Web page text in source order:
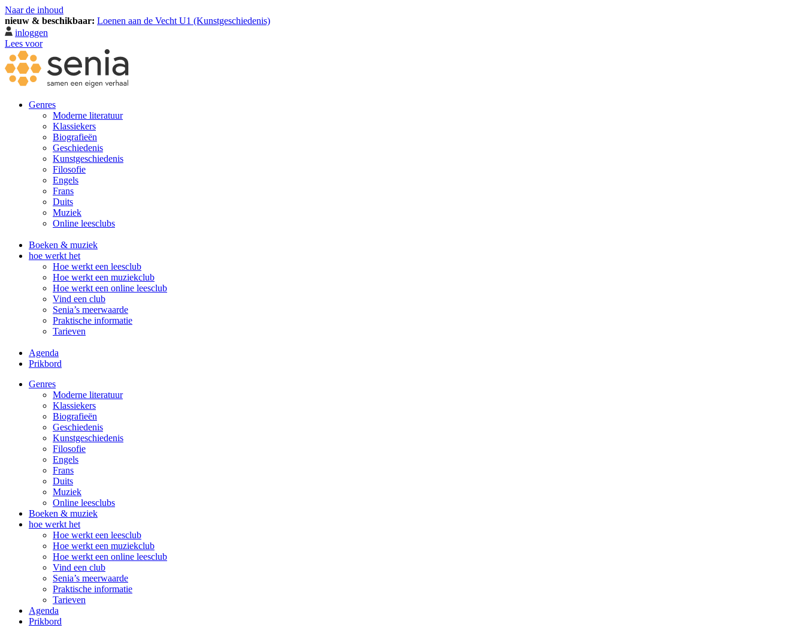
Naar de inhoud
nieuw & beschikbaar: Loenen aan de Vecht U1 (Kunstgeschiedenis)
inloggen
Lees voor
Genres
Moderne literatuur
Klassiekers
Biografieën
Geschiedenis
Kunst­geschiedenis
Filosofie
Engels
Frans
Duits
Muziek
Online leesclubs
Boeken & muziek
hoe werkt het
Hoe werkt een leesclub
Hoe werkt een muziekclub
Hoe werkt een online leesclub
Vind een club
Senia’s meerwaarde
Praktische informatie
Tarieven
Agenda
Prikbord
Genres
Moderne literatuur
Klassiekers
Biografieën
Geschiedenis
Kunst­geschiedenis
Filosofie
Engels
Frans
Duits
Muziek
Online leesclubs
Boeken & muziek
hoe werkt het
Hoe werkt een leesclub
Hoe werkt een muziekclub
Hoe werkt een online leesclub
Vind een club
Senia’s meerwaarde
Praktische informatie
Tarieven
Agenda
Prikbord